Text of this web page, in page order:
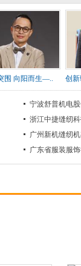
围 向阳而生—.. 创
宁波舒普机电
浙江中捷缝纫
广州新机缝纫
广东省服装服